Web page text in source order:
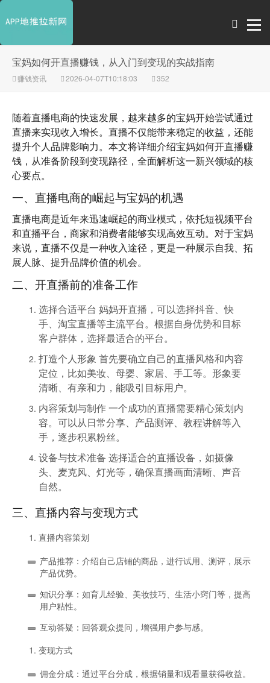
宝妈如何开直播赚钱，从入门到变现的实战指南
赚钱资讯 2026-04-07T10:18:03 352
随着直播电商的快速发展，越来越多的宝妈开始尝试通过
直播来实现收入增长。直播不仅能带来稳定的收益，还能
提升个人品牌影响力。本文将详细介绍宝妈如何开直播赚
钱，从准备阶段到变现路径，全面解析这一新兴领域的核
心要点。
一、直播电商的崛起与宝妈的机遇
直播电商是近年来迅速崛起的商业模式，依托短视频平台
和直播平台，商家和消费者能够实现高效互动。对于宝妈
来说，直播不仅是一种收入途径，更是一种展示自我、拓
展人脉、提升品牌价值的机会。
二、开直播前的准备工作
选择合适平台 妈妈开直播，可以选择抖音、快
手、淘宝直播等主流平台。根据自身优势和目标
客户群体，选择最适合的平台。
打造个人形象 首先要确立自己的直播风格和内容
定位，比如美妆、母婴、家居、手工等。形象要
清晰、有亲和力，能吸引目标用户。
内容策划与制作一个成功的直播需要精心策划内
容。可以从日常分享、产品测评、教程讲解等入
手，逐步积累粉丝。
设备与技术准备 选择适合的直播设备，如摄像
头、麦克风、灯光等，确保直播画面清晰、声音
自然。
三、直播内容与变现方式
直播内容策划
产品推荐 ：介绍自己店铺的商品，进行试用、测评，展示
产品优势。
知识分享 ：如育儿经验、美妆技巧、生活小窍门等，提高
用户粘性。
互动答疑 ：回答观众提问，增强用户参与感。
变现方式
佣金分成 ：通过平台分成，根据销量和观看量获得收益。